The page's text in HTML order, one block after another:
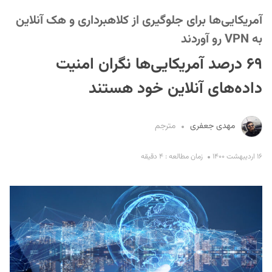
آمریکایی‌ها برای جلوگیری از کلاهبرداری و هک آنلاین
به VPN رو آوردند
۶۹ درصد آمریکایی‌ها نگران امنیت
داده‌های آنلاین خود هستند
مهدی جعفری مترجم
۱۶ اردیبهشت ۱۴۰۰ زمان مطالعه : ۴ دقیقه